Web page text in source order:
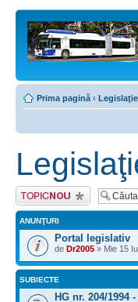
Prima pagină ‹ Legislaţie
Scrie un subiect
nou
ANUNŢURI
Portal legislativ
de Dr2005 » Mie 15
SUBIECTE
HG nr. 204/1994